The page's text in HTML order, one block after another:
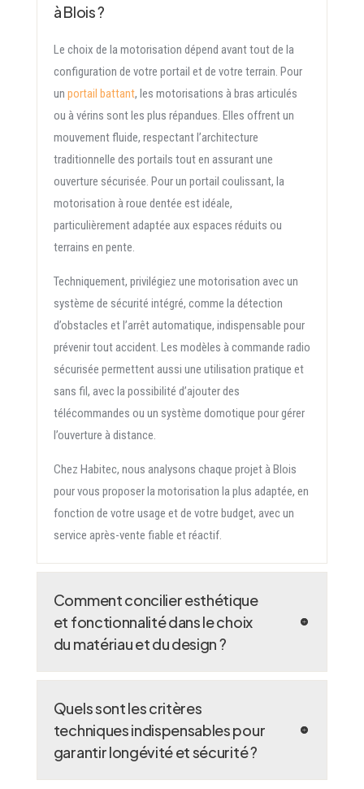
à Blois ?
Le choix de la motorisation dépend avant tout de la
configuration de votre portail et de votre terrain. Pour
un portail battant, les motorisations à bras articulés
ou à vérins sont les plus répandues. Elles offrent un
mouvement fluide, respectant l’architecture
traditionnelle des portails tout en assurant une
ouverture sécurisée. Pour un portail coulissant, la
motorisation à roue dentée est idéale,
particulièrement adaptée aux espaces réduits ou
terrains en pente.
Techniquement, privilégiez une motorisation avec un
système de sécurité intégré, comme la détection
d’obstacles et l’arrêt automatique, indispensable pour
prévenir tout accident. Les modèles à commande radio
sécurisée permettent aussi une utilisation pratique et
sans fil, avec la possibilité d’ajouter des
télécommandes ou un système domotique pour gérer
l’ouverture à distance.
Chez Habitec, nous analysons chaque projet à Blois
pour vous proposer la motorisation la plus adaptée, en
fonction de votre usage et de votre budget, avec un
service après-vente fiable et réactif.
Comment concilier esthétique
et fonctionnalité dans le choix
du matériau et du design ?
Quels sont les critères
techniques indispensables pour
garantir longévité et sécurité ?